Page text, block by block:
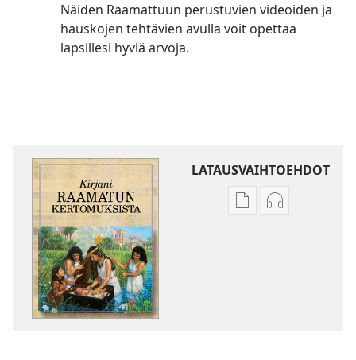
Näiden Raamattuun perustuvien videoiden ja
hauskojen tehtävien avulla voit opettaa
lapsillesi hyviä arvoja.
LATAUSVAIHTOEHDOT
JulkaisujenÄänitteiden